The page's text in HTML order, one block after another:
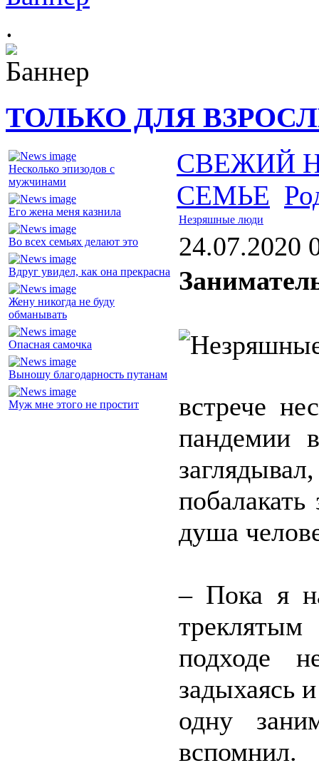
.
ТОЛЬКО ДЛЯ
Несколько эпизодов с
мужчинами
Его жена меня казнила
Во всех семьях делают это
Вдруг увидел, как она прекрасна
Жену никогда не буду
обманывать
Опасная самочка
Выношу благодарность путанам
Муж мне этого не простит
СВЕЖИЙ
СЕМЬЕ
Незряшные люди
24.07.2020
встрече
пандемии
душа
– Пока я
подходе
задыхаясь
одну
вспомнил.